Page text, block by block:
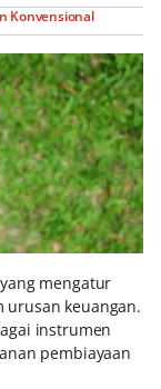
Konvensional
mengatur
urusan keuangan.
instrumen
pembiayaan